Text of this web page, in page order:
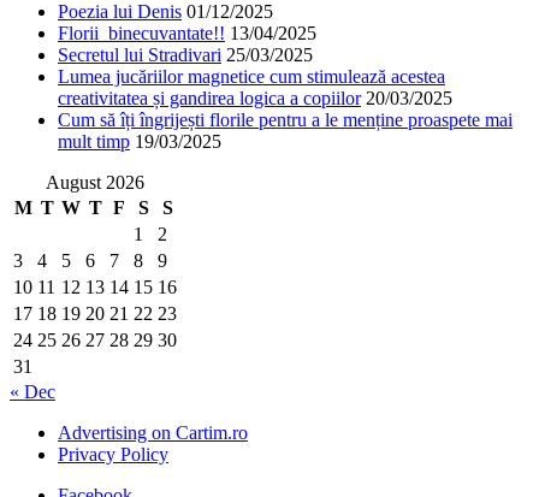
Poezia lui Denis 01/12/2025
Florii binecuvantate!! 13/04/2025
Secretul lui Stradivari 25/03/2025
Lumea jucăriilor magnetice cum stimulează acestea
creativitatea și gandirea logica a copiilor 20/03/2025
Cum să îți îngrijești florile pentru a le menține proaspete mai
mult timp 19/03/2025
August 2026
M T W T F S
S
1
2
3
4 5 6 7 8
9
10 11 12 13 14 15 16
17 18 19 20 21 22 23
24 25 26 27 28 29 30
31
« Dec
Advertising on Cartim.ro
Privacy Policy